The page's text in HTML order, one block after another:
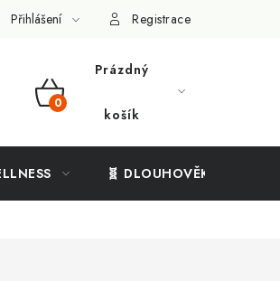
Přihlášení Registrace
NÁKUPNÍ
Prázdný
košík
🧬 DLOUHOVĚKOST